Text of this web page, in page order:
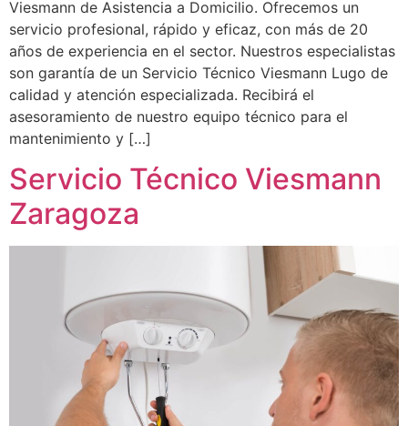
Viesmann de Asistencia a Domicilio. Ofrecemos un
servicio profesional, rápido y eficaz, con más de 20
años de experiencia en el sector. Nuestros especialistas
son garantía de un Servicio Técnico Viesmann Lugo de
calidad y atención especializada. Recibirá el
asesoramiento de nuestro equipo técnico para el
mantenimiento y […]
Servicio Técnico Viesmann
Zaragoza